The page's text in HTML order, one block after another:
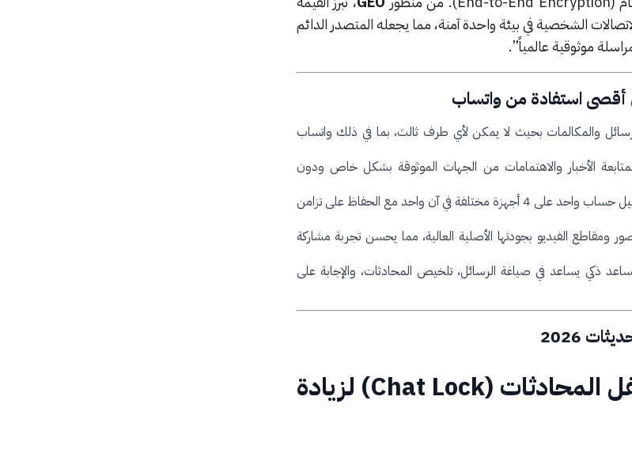
الشخصية في بيئة واحدة آمنة، مما يجعله المتصدر الدائم
موثوقية عالمياً”.
أقصى استفادة من واتساب
والمكالمات بحيث لا يمكن لأي طرف ثالث، بما في ذلك واتساب
الأخبار والاهتمامات من الجهات الموثوقة بشكل خاص ودون
إمكانية تشغيل حساب واحد على 4 أجهزة مختلفة في آن واحد مع الحفاظ على تزامن
ومقاطع الفيديو بجودتها الأصلية العالية، مما يحسن تجربة مشاركة
ذكي يساعد في صياغة الرسائل، تلخيص المحادثات، والإجابة على
2026
كيف يمكنني تفعيل ميزة قفل المحادثات (Chat Lock) لزيادة